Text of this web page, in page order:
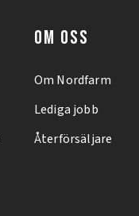
OM OSS
Om Nordfarm
Lediga jobb
Återförsäljare